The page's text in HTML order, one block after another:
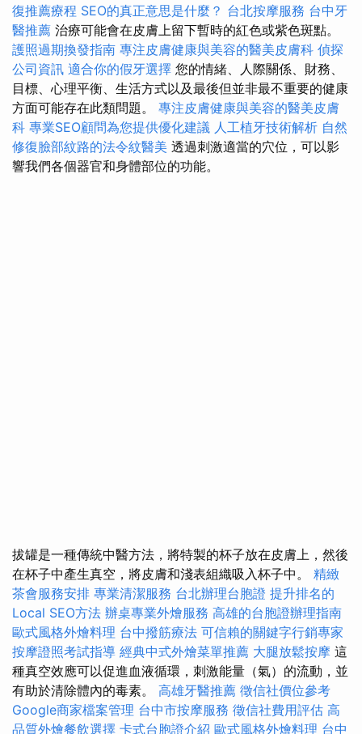
復推薦療程 SEO的真正意思是什麼？ 台北按摩服務 台中牙
醫推薦 治療可能會在皮膚上留下暫時的紅色或紫色斑點。
護照過期換發指南 專注皮膚健康與美容的醫美皮膚科 偵探
公司資訊 適合你的假牙選擇 您的情緒、人際關係、財務、
目標、心理平衡、生活方式以及最後但並非最不重要的健康
方面可能存在此類問題。 專注皮膚健康與美容的醫美皮膚
科 專業SEO顧問為您提供優化建議 人工植牙技術解析 自然
修復臉部紋路的法令紋醫美 透過刺激適當的穴位，可以影
響我們各個器官和身體部位的功能。
拔罐是一種傳統中醫方法，將特製的杯子放在皮膚上，然後
在杯子中產生真空，將皮膚和淺表組織吸入杯子中。 精緻
茶會服務安排 專業清潔服務 台北辦理台胞證 提升排名的
Local SEO方法 辦桌專業外燴服務 高雄的台胞證辦理指南
歐式風格外燴料理 台中撥筋療法 可信賴的關鍵字行銷專家
按摩證照考試指導 經典中式外燴菜單推薦 大腿放鬆按摩 這
種真空效應可以促進血液循環，刺激能量（氣）的流動，並
有助於清除體內的毒素。 高雄牙醫推薦 徵信社價位參考
Google商家檔案管理 台中市按摩服務 徵信社費用評估 高
品質外燴餐飲選擇 卡式台胞證介紹 歐式風格外燴料理 台中